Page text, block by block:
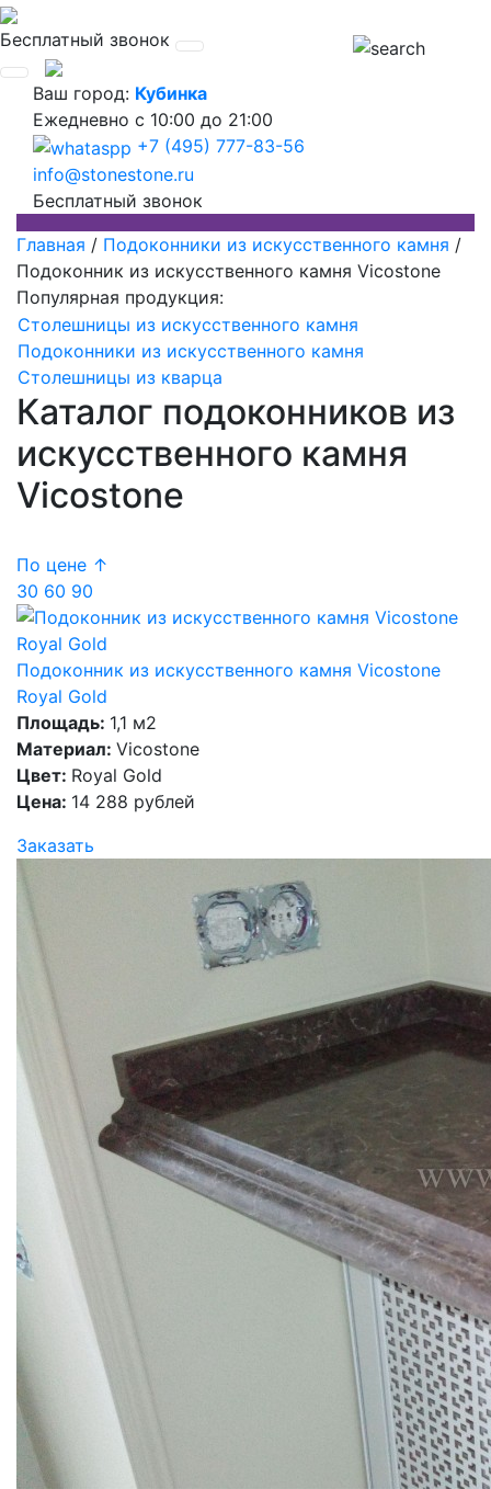
Бесплатный звонок
Ваш город: Кубинка
Ежедневно с 10:00 до 21:00
+7 (495) 777-83-56
info@stonestone.ru
Бесплатный звонок
Главная / Подоконники из искусственного камня /
Подоконник из искусственного камня Vicostone
Популярная продукция:
Столешницы из искусственного камня
Подоконники из искусственного камня
Столешницы из кварца
Каталог подоконников из
искусственного камня
Vicostone
По цене ↑
30 60 90
Подоконник из искусственного камня Vicostone
Royal Gold
Площадь: 1,1 м2
Материал: Vicostone
Цвет: Royal Gold
Цена: 14 288 рублей
Заказать